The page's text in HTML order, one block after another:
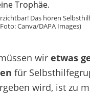
Das hören
Canva/DAPA Images)
wir etwas
für
wird, ist zu